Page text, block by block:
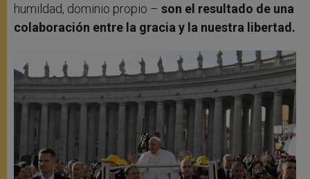
humildad, dominio propio – son el resultado de una
colaboración entre la gracia y la nuestra libertad.